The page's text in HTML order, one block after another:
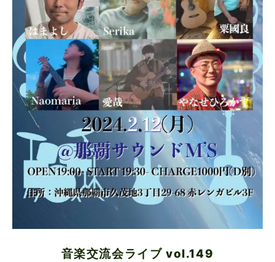
音楽交流会ライブ vol.149